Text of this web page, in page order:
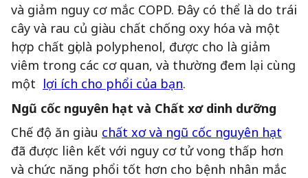
và giảm nguy cơ mắc COPD. Đây có thể là do trái
cây và rau củ giàu chất chống oxy hóa và một
hợp chất gọi là polyphenol, được cho là giảm
viêm trong các cơ quan, và thường đem lại cùng
một lợi ích cho phổi của bạn.
Ngũ cốc nguyên hạt và Chất xơ dinh dưỡng
Chế độ ăn giàu chất xơ và ngũ cốc nguyên hạt
đã được liên kết với nguy cơ tử vong thấp hơn
và chức năng phổi tốt hơn cho bệnh nhân mắc